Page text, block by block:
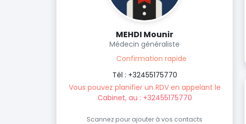
MEHDI Mounir
Médecin généraliste
Confirmation rapide
Tél : +32455175770
Vous pouvez planifier un RDV en appelant le
Cabinet, au : +32455175770
Scannez pour ajouter à vos contacts